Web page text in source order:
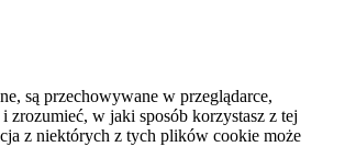
są przechowywane w przeglądarce,
w jaki sposób korzystasz z tej
z niektórych z tych plików cookie może